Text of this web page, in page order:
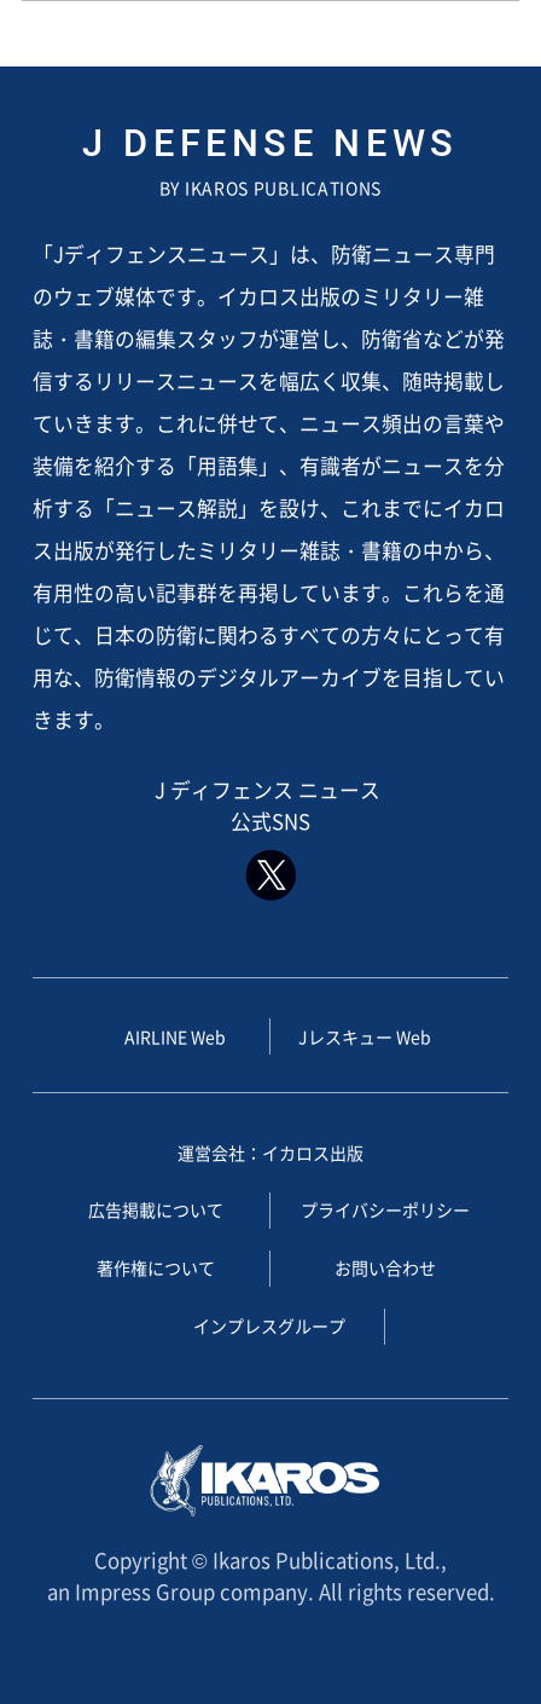
J DEFENSE NEWS
BY IKAROS PUBLICATIONS
「Jディフェンスニュース」は、防衛ニュース専門
のウェブ媒体です。イカロス出版のミリタリー雑
誌・書籍の編集スタッフが運営し、防衛省などが発
信するリリースニュースを幅広く収集、随時掲載し
ていきます。これに併せて、ニュース頻出の言葉や
装備を紹介する「用語集」、有識者がニュースを分
析する「ニュース解説」を設け、これまでにイカロ
ス出版が発行したミリタリー雑誌・書籍の中から、
有用性の高い記事群を再掲しています。これらを通
じて、日本の防衛に関わるすべての方々にとって有
用な、防衛情報のデジタルアーカイブを目指してい
きます。
J ディフェンス ニュース
公式SNS
AIRLINE Web Jレスキュー Web
運営会社：イカロス出版
広告掲載について プライバシーポリシー
著作権について お問い合わせ
インプレスグループ
Copyright © Ikaros Publications, Ltd.,
an Impress Group company. All rights reserved.